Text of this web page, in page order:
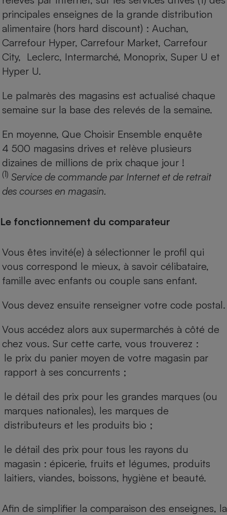
principales enseignes de la grande distribution
alimentaire (hors hard discount) : Auchan,
Carrefour Hyper, Carrefour Market, Carrefour
City, Leclerc, Intermarché, Monoprix, Super U et
Hyper U.
Le palmarès des magasins est actualisé chaque
semaine sur la base des relevés de la semaine.
En moyenne, Que Choisir Ensemble enquête
4 500 magasins drives et relève plusieurs
dizaines de millions de prix chaque jour !
(1) Service de commande par Internet et de retrait
des courses en magasin.
Le fonctionnement du comparateur
Vous êtes invité(e) à sélectionner le profil qui
vous correspond le mieux, à savoir célibataire,
famille avec enfants ou couple sans enfant.
Vous devez ensuite renseigner votre code postal.
Vous accédez alors aux supermarchés à côté de
chez vous. Sur cette carte, vous trouverez :
le prix du panier moyen de votre magasin par
rapport à ses concurrents ;
le détail des prix pour les grandes marques (ou
marques nationales), les marques de
distributeurs et les produits bio ;
le détail des prix pour tous les rayons du
magasin : épicerie, fruits et légumes, produits
laitiers, viandes, boissons, hygiène et beauté.
Afin de simplifier la comparaison des enseignes, la